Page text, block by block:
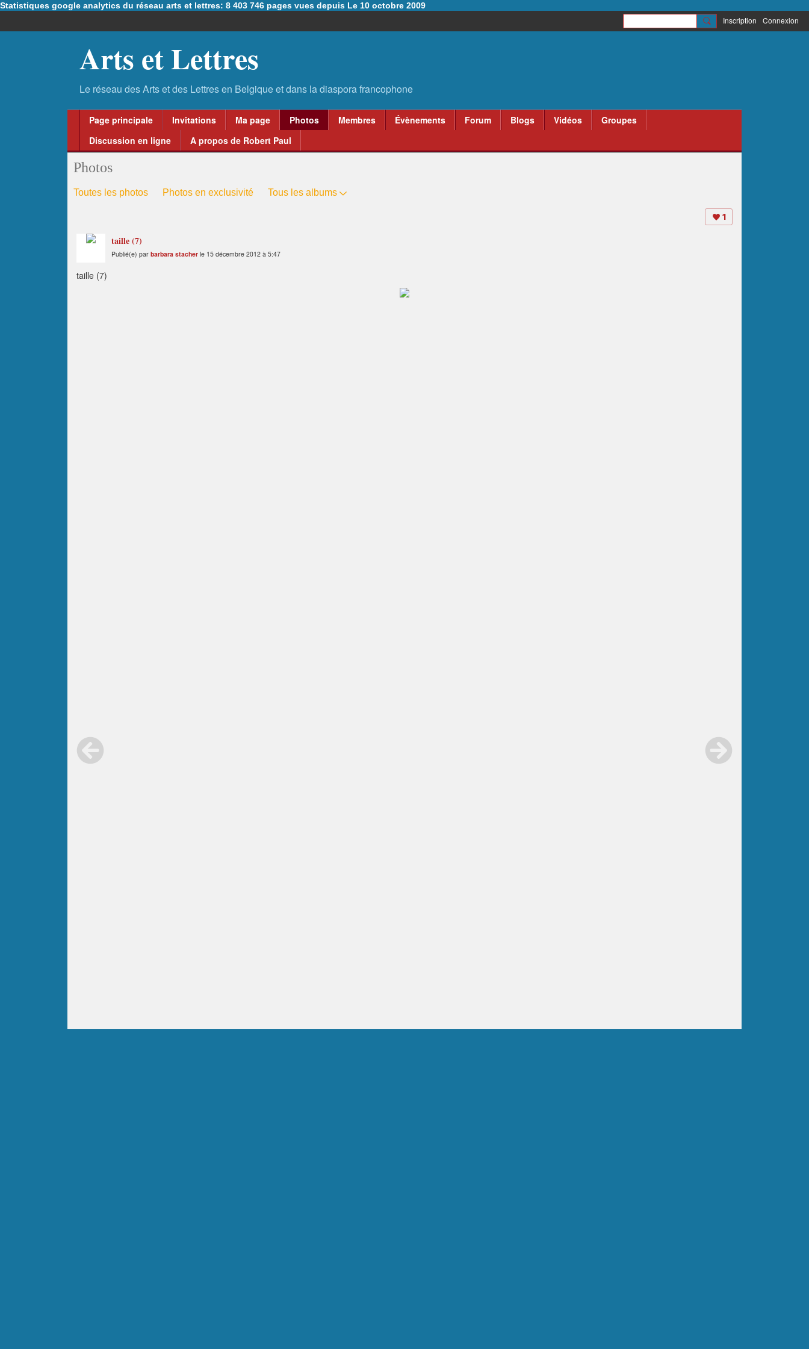
Statistiques google analytics du réseau arts et lettres: 8 403 746 pages vues depuis Le 10 octobre 2009
Inscription Connexion
Arts et Lettres
Page principale Invitations Ma page Photos Membres Évènements Forum Blogs Vidéos
Groupes
Discussion en ligne
A propos de Robert Paul
Photos
Toutes les photos Photos en exclusivité Tous les albums
1
taille (7)
Publié(e) par barbara stacher le 15 décembre 2012 à 5:47
taille (7)